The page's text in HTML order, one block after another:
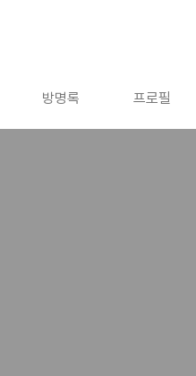
방명록 프로필